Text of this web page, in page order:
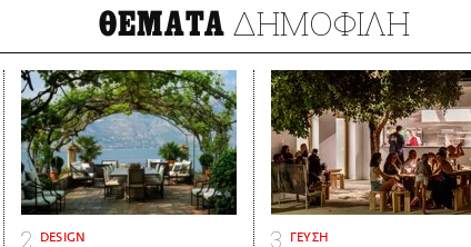
ΘΕΜΑΤΑ ΔΗΜΟΦΙΛΗ
DESIGN ΓΕΥΣΗ